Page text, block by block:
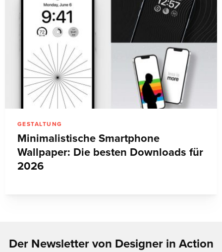
GESTALTUNG
Minimalistische Smartphone
Wallpaper: Die besten Downloads für
2026
Der Newsletter von Designer in Action